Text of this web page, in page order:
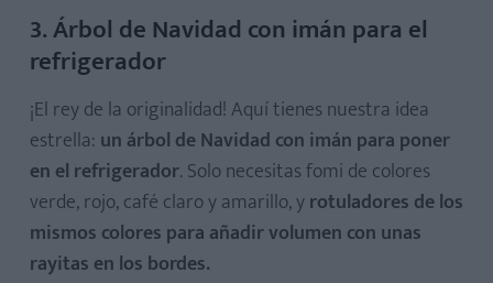
3. Árbol de Navidad con imán para el
refrigerador
¡El rey de la originalidad! Aquí tienes nuestra idea
estrella: un árbol de Navidad con imán para poner
en el refrigerador. Solo necesitas fomi de colores
verde, rojo, café claro y amarillo, yrotuladores de los
mismos colores para añadir volumen con unas
rayitas en los bordes.